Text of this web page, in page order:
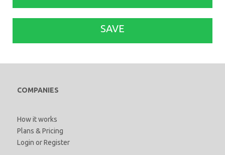
SAVE
COMPANIES
How it works
Plans & Pricing
Login orRegister